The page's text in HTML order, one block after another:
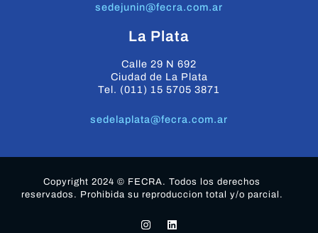
sedejunin@fecra.com.ar
La Plata
Calle 29 N 692
Ciudad de La Plata
Tel. (011) 15 5705 3871
sedelaplata@fecra.com.ar
Copyright 2024 © FECRA. Todos los derechos
reservados. Prohibida su reproduccion total y/o parcial.